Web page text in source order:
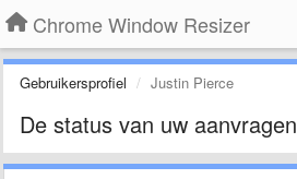
Chrome Window Resizer
Gebruikersprofiel Justin Pierce
De status van uw aanvragen